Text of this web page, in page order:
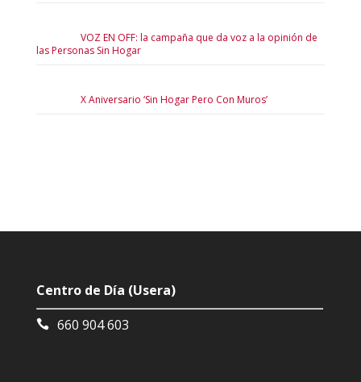
VOZ EN OFF: la campaña que da voz a la opinión de
las Personas Sin Hogar
X Aniversario ‘Sin Hogar Pero Con Muros’
Centro de Día (Usera)
660 904 603